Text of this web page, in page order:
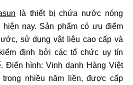
là thiết bị chứa nước nóng
nay. Sản phẩm có ưu điểm
sử dụng vật liệu cao cấp và
định bởi các tổ chức uy tín
Điển hình: Vinh danh Hàng Việt
nhiều năm liền, được cấp